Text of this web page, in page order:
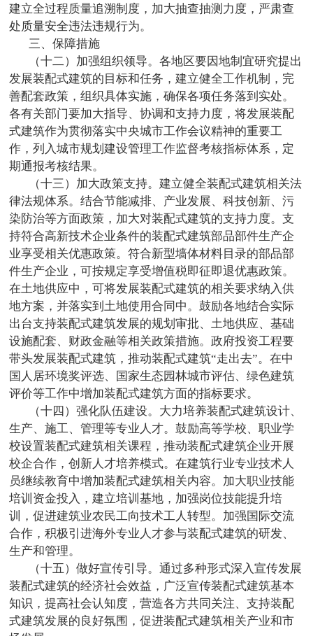
建立全过程质量追溯制度，加大抽查抽测力度，严肃查
处质量安全违法违规行为。
三、保障措施
（十二）加强组织领导。各地区要因地制宜研究提出
发展装配式建筑的目标和任务，建立健全工作机制，完
善配套政策，组织具体实施，确保各项任务落到实处。
各有关部门要加大指导、协调和支持力度，将发展装配
式建筑作为贯彻落实中央城市工作会议精神的重要工
作，列入城市规划建设管理工作监督考核指标体系，定
期通报考核结果。
（十三）加大政策支持。建立健全装配式建筑相关法
律法规体系。结合节能减排、产业发展、科技创新、污
染防治等方面政策，加大对装配式建筑的支持力度。支
持符合高新技术企业条件的装配式建筑部品部件生产企
业享受相关优惠政策。符合新型墙体材料目录的部品部
件生产企业，可按规定享受增值税即征即退优惠政策。
在土地供应中，可将发展装配式建筑的相关要求纳入供
地方案，并落实到土地使用合同中。鼓励各地结合实际
出台支持装配式建筑发展的规划审批、土地供应、基础
设施配套、财政金融等相关政策措施。政府投资工程要
带头发展装配式建筑，推动装配式建筑“走出去”。在中
国人居环境奖评选、国家生态园林城市评估、绿色建筑
评价等工作中增加装配式建筑方面的指标要求。
（十四）强化队伍建设。大力培养装配式建筑设计、
生产、施工、管理等专业人才。鼓励高等学校、职业学
校设置装配式建筑相关课程，推动装配式建筑企业开展
校企合作，创新人才培养模式。在建筑行业专业技术人
员继续教育中增加装配式建筑相关内容。加大职业技能
培训资金投入，建立培训基地，加强岗位技能提升培
训，促进建筑业农民工向技术工人转型。加强国际交流
合作，积极引进海外专业人才参与装配式建筑的研发、
生产和管理。
（十五）做好宣传引导。通过多种形式深入宣传发展
装配式建筑的经济社会效益，广泛宣传装配式建筑基本
知识，提高社会认知度，营造各方共同关注、支持装配
式建筑发展的良好氛围，促进装配式建筑相关产业和市